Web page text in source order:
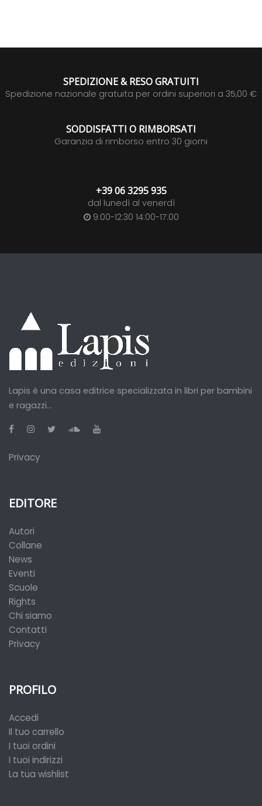
SPEDIZIONE & RESO GRATUITI
Spedizione nazionale gratuita per ordini superiori a 35,00 €
SODDISFATTI O RIMBORSATI
Garanzia di rimborso entro 30 giorni
+39 06 3295 935
dal lunedì al venerdì
9:00-12:30 14:00-17:00
Lapis è una casa editrice specializzata in libri per bambini
e ragazzi...
Privacy
EDITORE
Autori
Collane
News
Eventi
Scuole
Rights
Chi siamo
Contatti
Privacy
PROFILO
Accedi
Il tuo carrello
I tuoi ordini
I tuoi indirizzi
La tua wishlist